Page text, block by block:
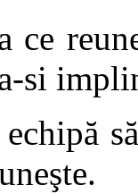
ce
si
echipă